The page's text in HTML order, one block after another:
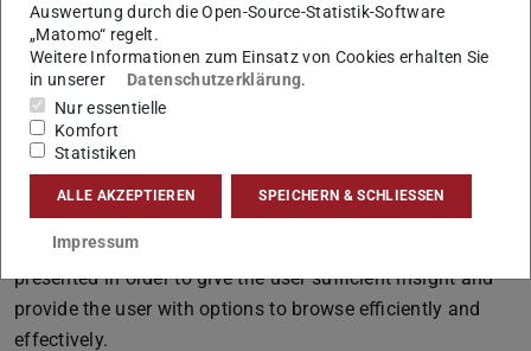
Human-Computer Interaction
explained
The interaction between users and computers define the
research area HCI. This occurs in both direction: How can
humans interact with computers in a meaningful and
successful way, and how should generated output be
presented in order to give the user sufficient insight and
provide the user with options to browse efficiently and
effectively.
Auswertung durch die Open-Source-Statistik-Software
„Matomo“ regelt.
Weitere Informationen zum Einsatz von Cookies erhalten Sie
in unserer
Datenschutzerklärung.
Nur essentielle
Komfort
Statistiken
ALLE AKZEPTIEREN SPEICHERN & SCHLIESSEN
Impressum